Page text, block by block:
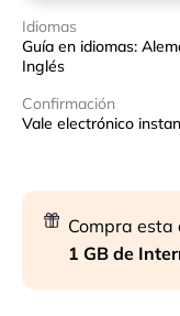
Idiomas
Guía en idiomas:
Inglés
Confirmación
Vale electrónico
Compra esta
1 GB de